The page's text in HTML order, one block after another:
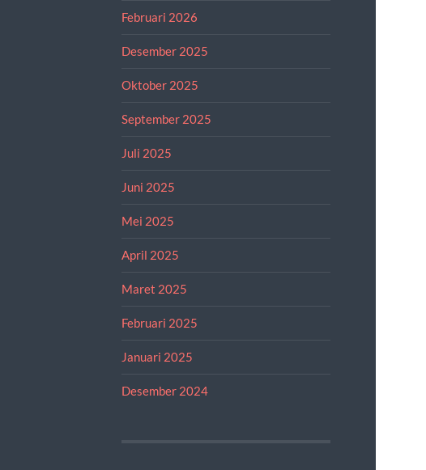
Februari 2026
Desember 2025
Oktober 2025
September 2025
Juli 2025
Juni 2025
Mei 2025
April 2025
Maret 2025
Februari 2025
Januari 2025
Desember 2024